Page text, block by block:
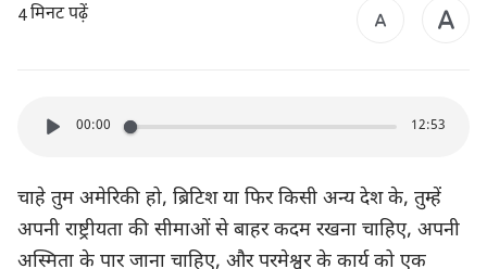
4 मिनट पढ़ें
00:00 12:53
चाहे तुम अमेरिकी हो, ब्रिटिश या फिर किसी अन्य देश के, तुम्हें
अपनी राष्ट्रीयता की सीमाओं से बाहर कदम रखना चाहिए, अपनी
अस्मिता के पार जाना चाहिए, और परमेश्वर के कार्य को एक